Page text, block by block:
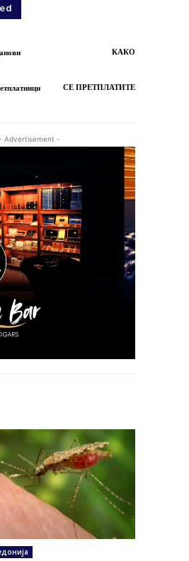
КАКО
СЕ ПРЕТПЛАТИТЕ
Advertisement -